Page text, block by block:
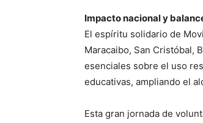
Impacto nacional y
El espíritu solidario de
Maracaibo, San Cristóbal,
esenciales sobre el uso
educativas, ampliando el
Esta gran jornada de